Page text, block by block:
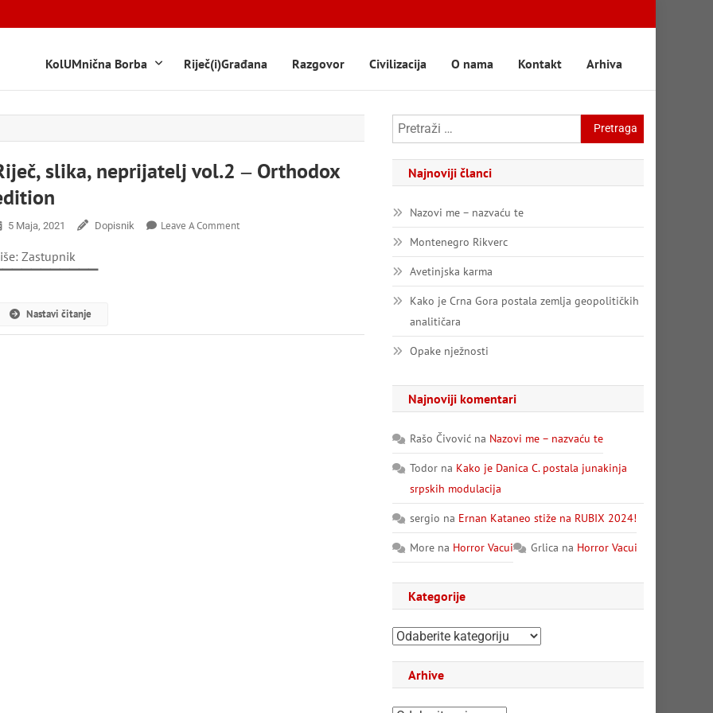
KolUMnična Borba Riječ(i)Građana Razgovor Civilizacija O nama Kontakt Arhiva
slika, neprijatelj vol.2 ‒ Orthodox
5 Maja, 2021 Dopisnik Leave A CommentOn
Edition
Zastupnik
Nastavi čitanje
Pretraga:
Najnoviji članci
Nazovi me – nazvaću te
Montenegro Rikverc
Avetinjska karma
Kako je Crna Gora postala zemlja geopolitičkih
analitičara
Opake nježnosti
Najnoviji komentari
Rašo Čivović na Nazovi me – nazvaću te
Todor na Kako je Danica C. postala junakinja
srpskih modulacija
sergio na Ernan Kataneo stiže na RUBIX 2024!
More na Horror Vacui Grlica na Horror Vacui
Kategorije
Kategorije
Arhive